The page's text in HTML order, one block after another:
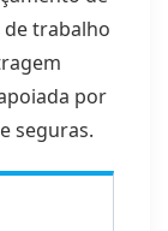
trabalho
por
seguras.